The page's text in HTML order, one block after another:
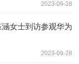
2023-09-28
女士到访参观华为
2023-09-28